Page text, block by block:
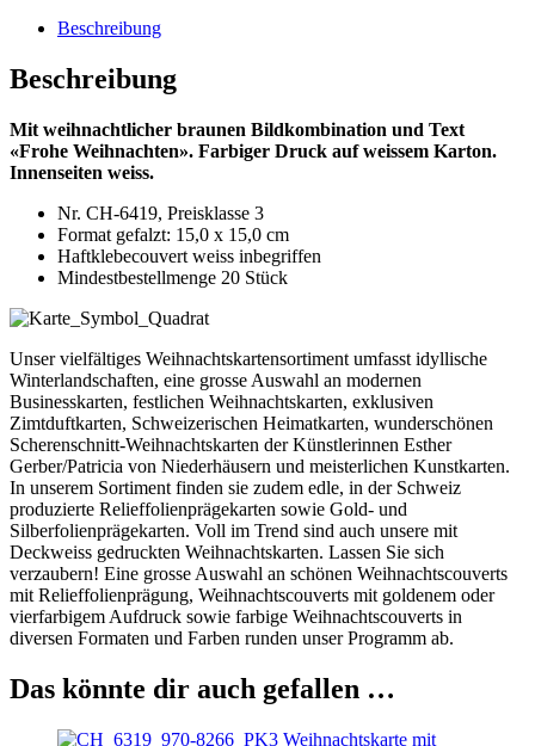
Beschreibung
Beschreibung
Mit weihnachtlicher braunen Bildkombination und Text
«Frohe Weihnachten». Farbiger Druck auf weissem Karton.
Innenseiten weiss.
Nr. CH-6419, Preisklasse 3
Format gefalzt: 15,0 x 15,0 cm
Haftklebecouvert weiss inbegriffen
Mindestbestellmenge 20 Stück
Unser vielfältiges Weihnachtskartensortiment umfasst idyllische
Winterlandschaften, eine grosse Auswahl an modernen
Businesskarten, festlichen Weihnachtskarten, exklusiven
Zimtduftkarten, Schweizerischen Heimatkarten, wunderschönen
Scherenschnitt-Weihnachtskarten der Künstlerinnen Esther
Gerber/Patricia von Niederhäusern und meisterlichen Kunstkarten.
In unserem Sortiment finden sie zudem edle, in der Schweiz
produzierte Relieffolienprägekarten sowie Gold- und
Silberfolienprägekarten. Voll im Trend sind auch unsere mit
Deckweiss gedruckten Weihnachtskarten. Lassen Sie sich
verzaubern! Eine grosse Auswahl an schönen Weihnachtscouverts
mit Relieffolienprägung, Weihnachtscouverts mit goldenem oder
vierfarbigem Aufdruck sowie farbige Weihnachtscouverts in
diversen Formaten und Farben runden unser Programm ab.
Das könnte dir auch gefallen …